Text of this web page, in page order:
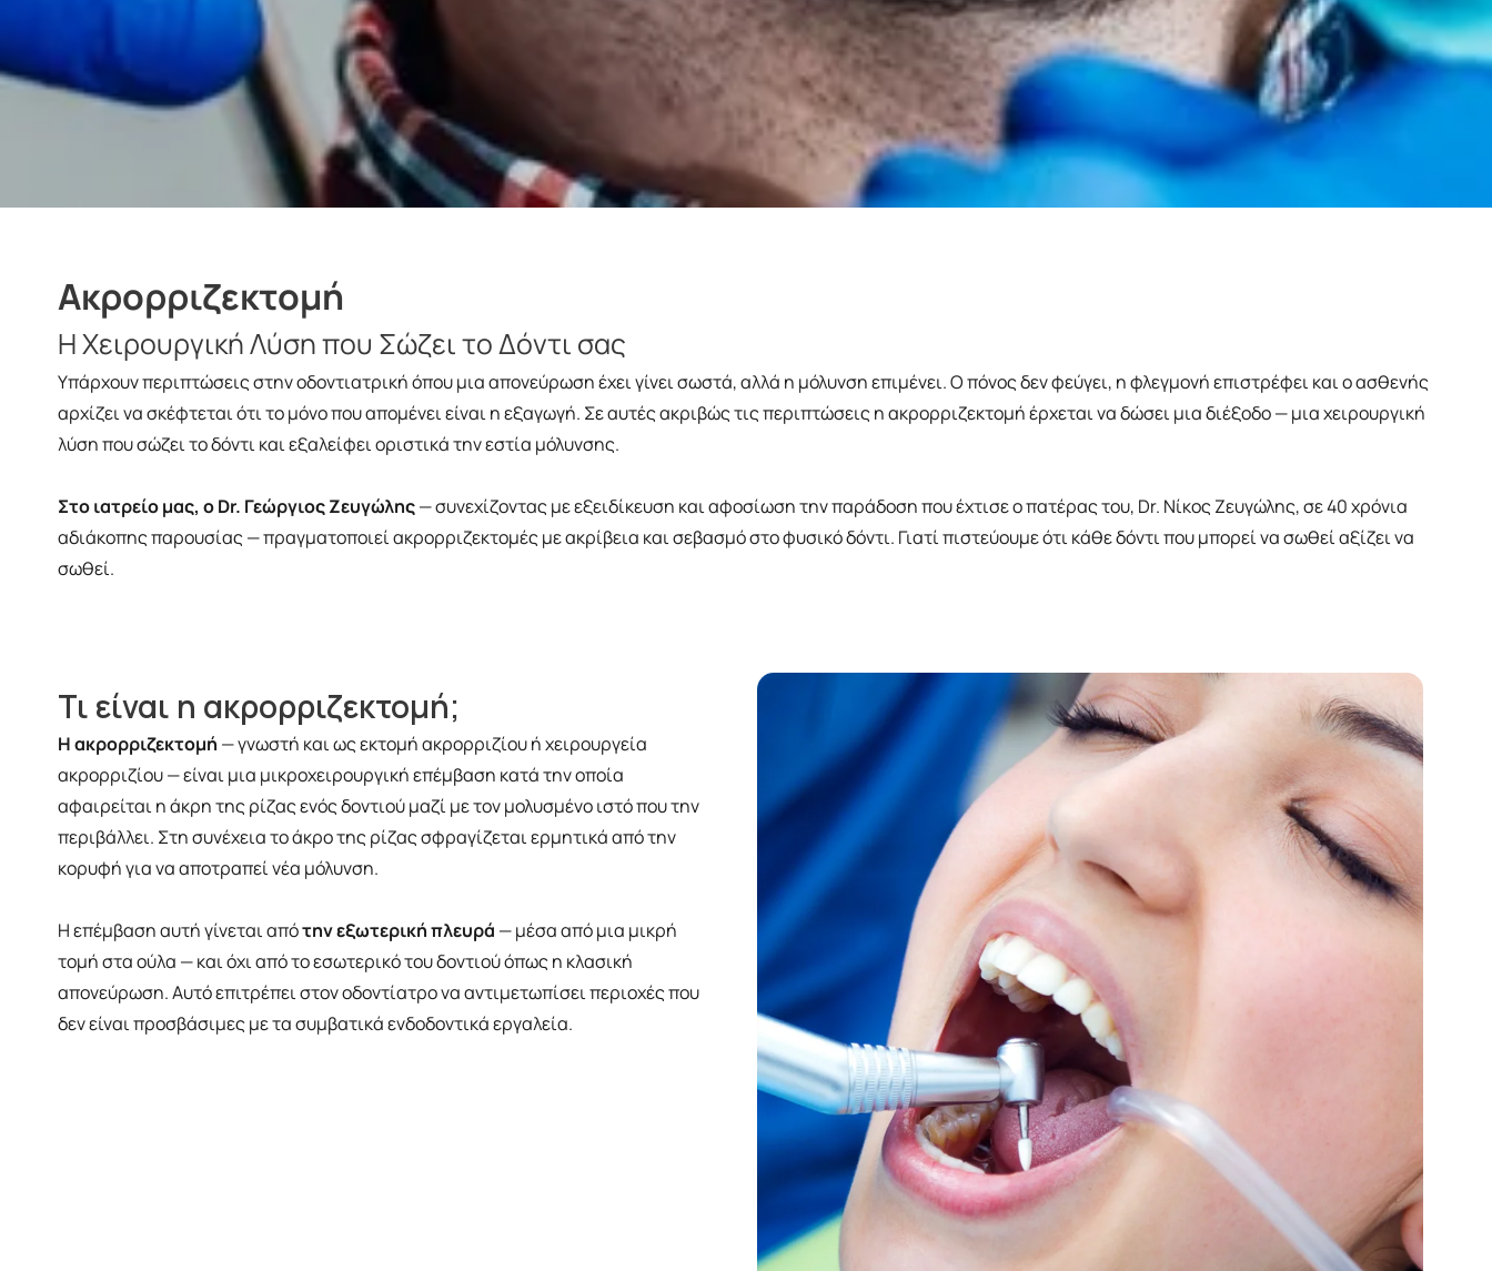
Ακρορριζεκτομή
Η Χειρουργική Λύση που Σώζει το Δόντι σας
Υπάρχουν περιπτώσεις στην οδοντιατρική όπου μια απονεύρωση έχει γίνει σωστά, αλλά η μόλυνση επιμένει. Ο πόνος δεν φεύγει, η φλεγμονή επιστρέφει και ο ασθενής
αρχίζει να σκέφτεται ότι το μόνο που απομένει είναι η εξαγωγή. Σε αυτές ακριβώς τις περιπτώσεις η ακρορριζεκτομή έρχεται να δώσει μια διέξοδο — μια χειρουργική
λύση που σώζει το δόντι και εξαλείφει οριστικά την εστία μόλυνσης.
Στο ιατρείο μας, ο Dr. Γεώργιος Ζευγώλης— συνεχίζοντας με εξειδίκευση και αφοσίωση την παράδοση που έχτισε ο πατέρας του, Dr. Νίκος Ζευγώλης, σε 40 χρόνια
αδιάκοπης παρουσίας — πραγματοποιεί ακρορριζεκτομές με ακρίβεια και σεβασμό στο φυσικό δόντι. Γιατί πιστεύουμε ότι κάθε δόντι που μπορεί να σωθεί αξίζει να
σωθεί.
Τι είναι η ακρορριζεκτομή;
Η ακρορριζεκτομή — γνωστή και ως εκτομή ακρορριζίου ή χειρουργεία
ακρορριζίου — είναι μια μικροχειρουργική επέμβαση κατά την οποία
αφαιρείται η άκρη της ρίζας ενός δοντιού μαζί με τον μολυσμένο ιστό που την
περιβάλλει. Στη συνέχεια το άκρο της ρίζας σφραγίζεται ερμητικά από την
κορυφή για να αποτραπεί νέα μόλυνση.
Η επέμβαση αυτή γίνεται απότην εξωτερική πλευρά — μέσα από μια μικρή
τομή στα ούλα — και όχι από το εσωτερικό του δοντιού όπως η κλασική
απονεύρωση. Αυτό επιτρέπει στον οδοντίατρο να αντιμετωπίσει περιοχές που
δεν είναι προσβάσιμες με τα συμβατικά ενδοδοντικά εργαλεία.